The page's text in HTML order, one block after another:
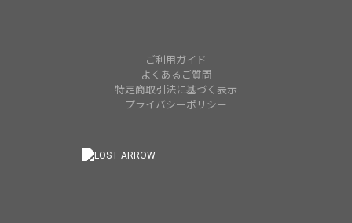
ご利用ガイド
よくあるご質問
特定商取引法に基づく表示
プライバシーポリシー